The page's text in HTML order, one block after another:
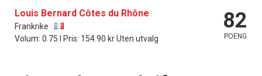
Louis Bernard Côtes du Rhône
Frankrike
Volum: 0.75 l Pris: 154.90 kr Uten utvalg
82
POENG